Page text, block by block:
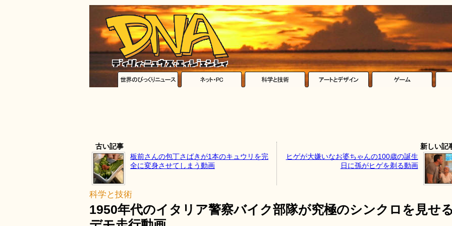
古い記事
板前さんの包丁さばきが1本のキュウリを完
全に変身させてしまう動画
新しい記
ヒゲが大嫌いなお婆ちゃんの100歳の誕生
日に孫がヒゲを剃る動画
科学と技術
1950年代のイタリア警察バイク部隊が究極のシンクロを見せ